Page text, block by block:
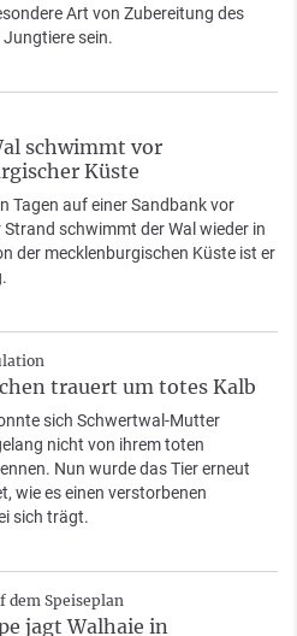
Art von Zubereitung des
sein.
schwimmt vor
Küste
Tagen auf einer Sandbank vor
schwimmt der Wal wieder in
der mecklenburgischen Küste ist er
trauert um totes Kalb
sich Schwertwal-Mutter
nicht von ihrem toten
Nun wurde das Tier erneut
wie es einen verstorbenen
sich trägt.
dem Speiseplan
jagt Walhaie in